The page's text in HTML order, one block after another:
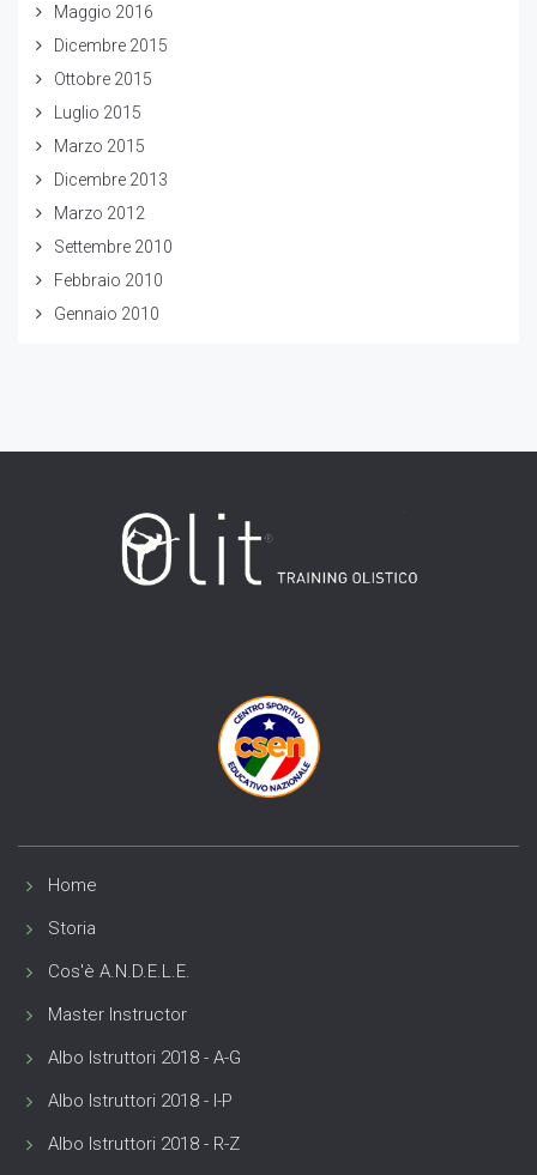
Maggio 2016
Dicembre 2015
Ottobre 2015
Luglio 2015
Marzo 2015
Dicembre 2013
Marzo 2012
Settembre 2010
Febbraio 2010
Gennaio 2010
Home
Storia
Cos'è A.N.D.E.L.E.
Master Instructor
Albo Istruttori 2018 - A-G
Albo Istruttori 2018 - I-P
Albo Istruttori 2018 - R-Z